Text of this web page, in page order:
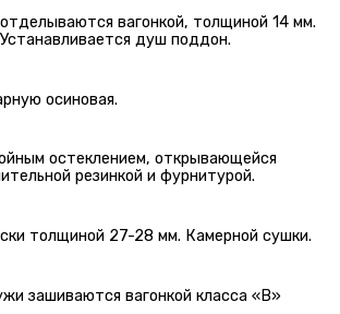
вагонкой, толщиной 14 мм.
душ поддон.
осиновая.
остеклением, открывающейся
резинкой и фурнитурой.
толщиной 27-28 мм. Камерной сушки.
зашиваются вагонкой класса «В»